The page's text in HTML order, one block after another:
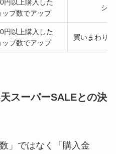
円以上購入した
ップ数でアップ
シ
円以上購入した
ップ数でアップ
買いまわり
スーパーSALEとの決
」ではなく「購入金